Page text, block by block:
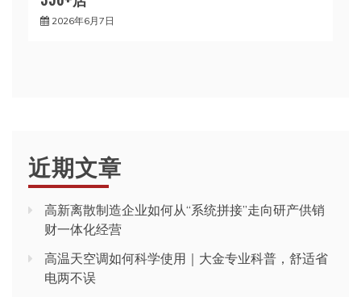
2026年6月7日
近期文章
高新离散制造企业如何从“系统拼接”走向研产供销
财一体化经营
高温天空调如何科学使用｜大金专业科普，舒适省
电两不误